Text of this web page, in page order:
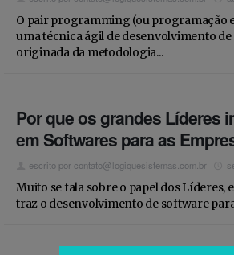
Estamos contratando
O pair programming (ou programação
uma técnica ágil de desenvolvimento de
originada da metodologia...
Por que os grandes Líderes
em Softwares para as
escrito por contato@logiquesistemas.com.br
Muito se fala sobre o papel dos Líderes,
traz o desenvolvimento de software